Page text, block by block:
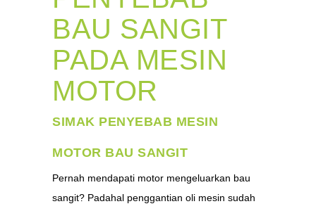
BAU SANGIT
PADA MESIN
MOTOR
SIMAK PENYEBAB MESIN
MOTOR BAU SANGIT
Pernah mendapati motor mengeluarkan bau
sangit? Padahal penggantian oli mesin sudah